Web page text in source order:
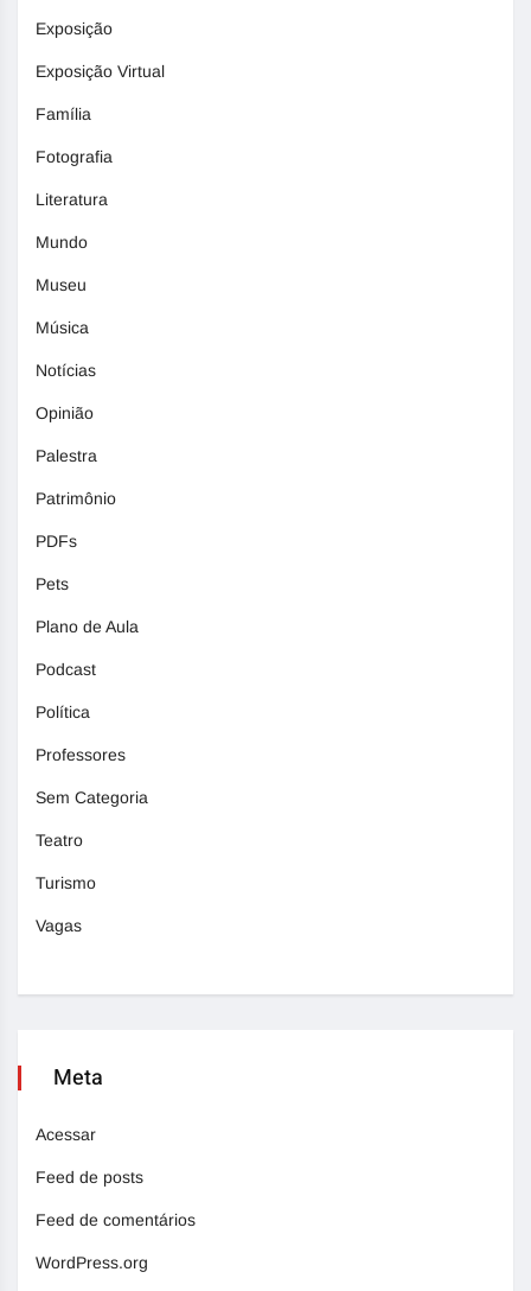
Exposição
Exposição Virtual
Família
Fotografia
Literatura
Mundo
Museu
Música
Notícias
Opinião
Palestra
Patrimônio
PDFs
Pets
Plano de Aula
Podcast
Política
Professores
Sem Categoria
Teatro
Turismo
Vagas
Meta
Acessar
Feed de posts
Feed de comentários
WordPress.org